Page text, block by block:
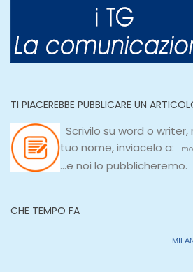
TI PIACEREBBE PUBBLICARE UN
Scrivilo su word o writer,
tuo nome, inviacelo a:
...e noi lo pubblicheremo.
CHE TEMPO FA